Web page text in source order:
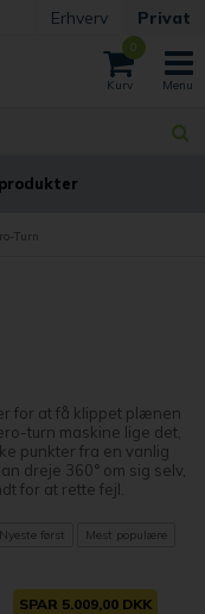
Erhverv Privat
0
Turn
for at få klippet plænen
turn maskine lige det,
punkter fra en vanlig
dreje 360° om sig selv,
for at rette fejl.
Nyeste først Mest populære
SPAR 5.009,00 DKK